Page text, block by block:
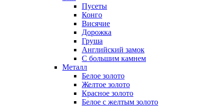
Пусеты
Конго
Висячие
Дорожка
Груша
Английский замок
С большим камнем
Металл
Белое золото
Желтое золото
Красное золото
Белое с желтым золото